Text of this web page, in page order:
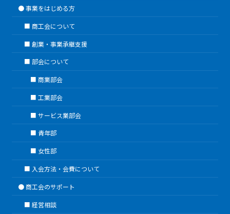
事業をはじめる方
商工会について
創業・事業承継支援
部会について
商業部会
工業部会
サービス業部会
青年部
女性部
入会方法・会費について
商工会のサポート
経営相談